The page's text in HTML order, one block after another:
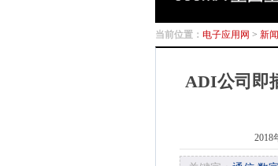
当前位置： 电子应用网 > 新
ADI公司即
2018